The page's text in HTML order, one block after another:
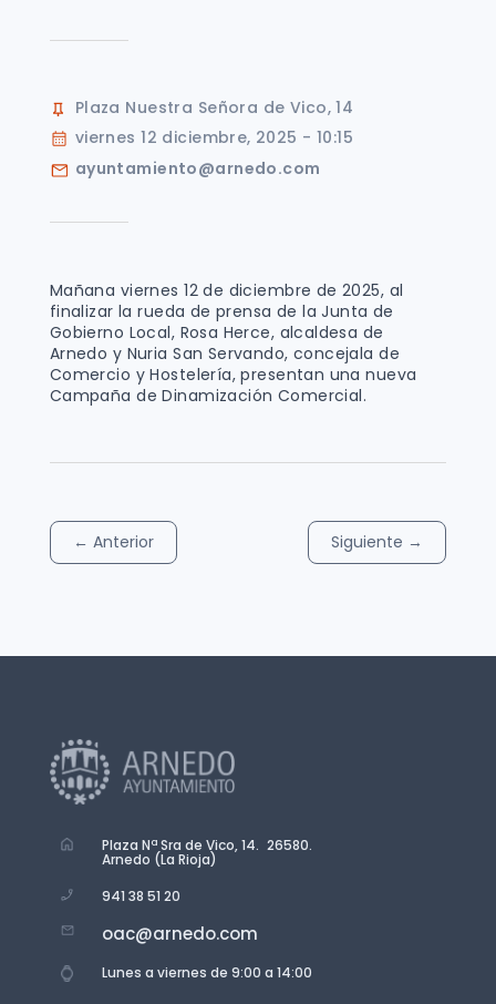
Plaza Nuestra Señora de Vico, 14
viernes 12 diciembre, 2025 - 10:15
ayuntamiento@arnedo.com
Mañana viernes 12 de diciembre de 2025, al
finalizar la rueda de prensa de la Junta de
Gobierno Local, Rosa Herce, alcaldesa de
Arnedo y Nuria San Servando, concejala de
Comercio y Hostelería, presentan una nueva
Campaña de Dinamización Comercial.
← Anterior Siguiente →
Plaza Nª Sra de Vico, 14. 26580.
Arnedo (La Rioja)
941 38 51 20
oac@arnedo.com
Lunes a viernes de 9:00 a 14:00